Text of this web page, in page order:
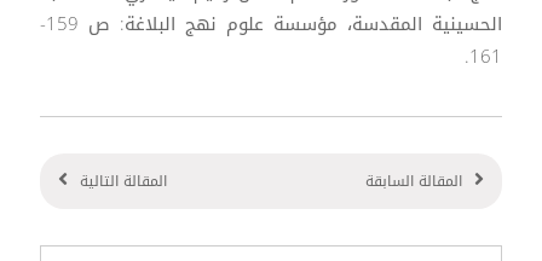
الحسينية المقدسة، مؤسسة علوم نهج البلاغة: ص 159-
161.
المقالة السابقة المقالة التالية